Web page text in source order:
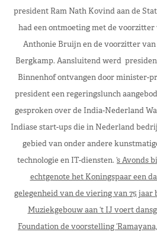
president Ram Nath Kovind aan de
had een ontmoeting met de voorzitter
Anthonie Bruijn en de voorzitter van
Bergkamp. Aansluitend werd
Binnenhof ontvangen door minister-
president een regeringslunch
gesproken over de India-Nederland
Indiase start-ups die in Nederland
gebied van onder andere
technologie en IT-diensten. ‘s Avonds
echtgenote het Koningspaar een
gelegenheid van de viering van 75
Muziekgebouw aan ‘t IJ voert
Foundation de voorstelling